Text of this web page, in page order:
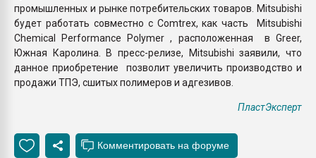
промышленных и рынке потребительских товаров. Mitsubishi
будет работать совместно с Comtrex, как часть Mitsubishi
Chemical Performance Polymer , расположенная в Greer,
Южная Каролина. В пресс-релизе, Mitsubishi заявили, что
данное приобретение позволит увеличить производство и
продажи ТПЭ, сшитых полимеров и адгезивов.
ПластЭксперт